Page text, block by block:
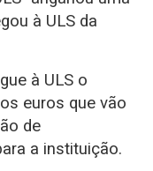
à ULS da
à ULS o
euros que vão
de
a instituição.